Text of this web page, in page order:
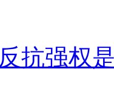
反抗强权